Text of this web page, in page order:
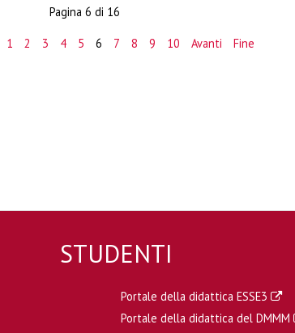
Pagina 6 di 16
1 2 3 4 5 6 7 8 9 10 Avanti Fine
STUDENTI
Portale della didattica ESSE3
Portale della didattica del DMMM